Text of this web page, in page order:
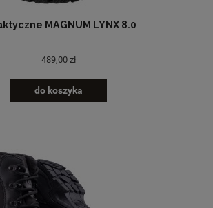
MAGNUM LYNX 8.0
489,00 zł
do koszyka